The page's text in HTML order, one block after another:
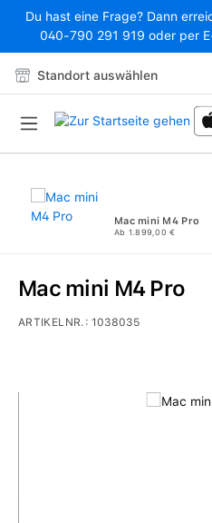
Zum Hauptinhalt springen
Du hast eine Frage? Dann
040-790 291 919 oder per
Standort auswählen
Mac mini M4 Pro
Ab 1.899,00 €
Bildergalerie überspringen
Mac mini M4 Pro
ARTIKELNR.:1038035